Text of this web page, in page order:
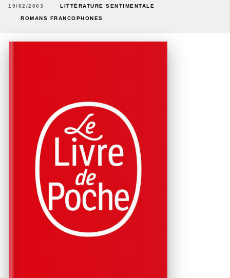
19/02/2003 LITTÉRATURE SENTIMENTALE
ROMANS FRANCOPHONES